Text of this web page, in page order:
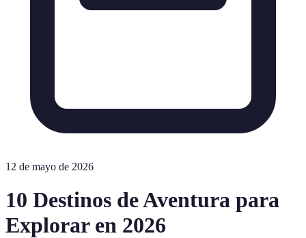
12 de mayo de 2026
10 Destinos de Aventura para
Explorar en 2026